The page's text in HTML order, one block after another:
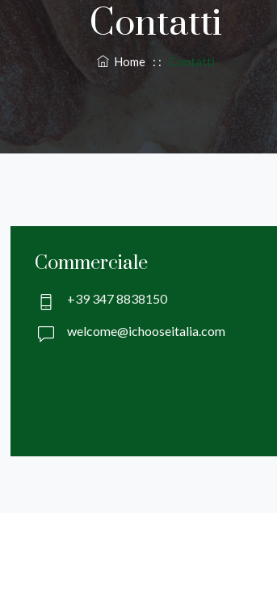
Contatti
Home : : Contatti
Commerciale
+39 347 8838150
welcome@ichooseitalia.com